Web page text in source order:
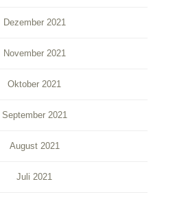
Dezember 2021
November 2021
Oktober 2021
September 2021
August 2021
Juli 2021